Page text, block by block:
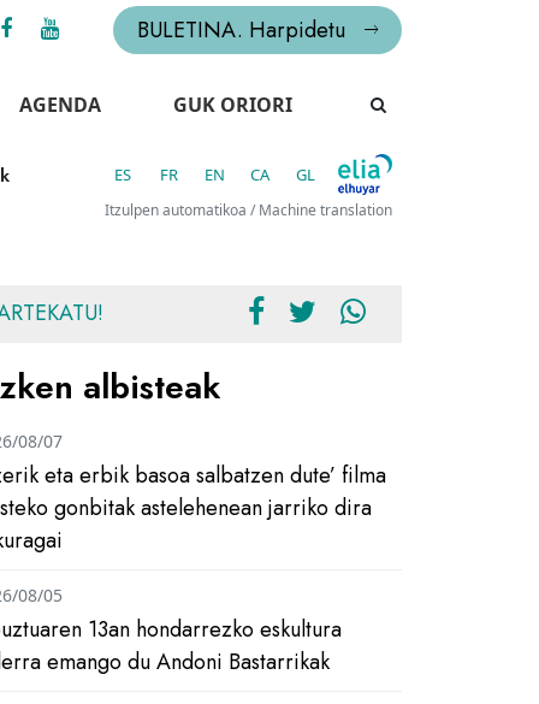
BULETINA. Harpidetu
AGENDA GUK ORIORI
ES FR EN CA GL
Itzulpen automatikoa / Machine translation
albisteak
eta erbik basoa salbatzen dute’ filma
gonbitak astelehenean jarriko dira
08/07
13an hondarrezko eskultura
emango du Andoni Bastarrikak
08/05